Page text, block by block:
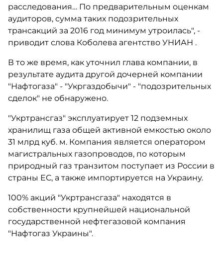
расследования… По предварительным оценкам
аудиторов, сумма таких подозрительных
трансакций за 2016 год минимум утроилась", -
приводит слова Коболева агентство УНИАН .
В то же время, как уточнил глава компании, в
результате аудита другой дочерней компании
"Нафтогаза" - "Укргаздобычи" - "подозрительных
сделок" не обнаружено.
"Укртрансгаз" эксплуатирует 12 подземных
хранилищ газа общей активной емкостью около
31 млрд куб. м. Компания является оператором
магистральных газопроводов, по которым
природный газ транзитом поступает из России в
страны ЕС, а также импортируется на Украину.
100% акций "Укртрансгаза" находятся в
собственности крупнейшей национальной
государственной нефтегазовой компания
"Нафтогаз Украины".